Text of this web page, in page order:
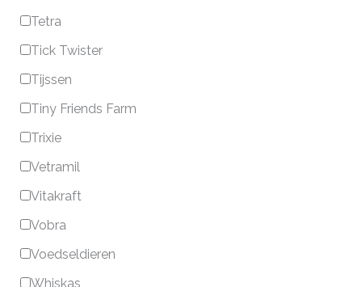
Tetra
Tick Twister
Tijssen
Tiny Friends Farm
Trixie
Vetramil
Vitakraft
Vobra
Voedseldieren
Whiskas